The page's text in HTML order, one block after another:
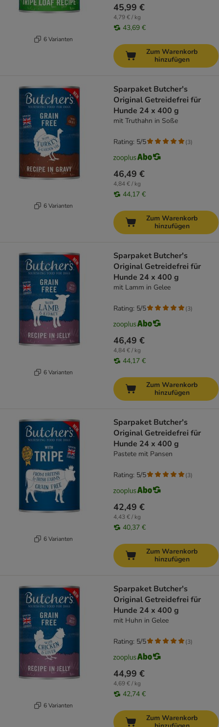
6 Varianten
45,99 €
4,79 € / kg
43,69 €
Zum Warenkorb
hinzufügen
6 Varianten
Sparpaket Butcher's
Original Getreidefrei für
Hunde 24 x 400 g
mit Truthahn in Soße
46,49 €
4,84 € / kg
44,17 €
Rating: 5/5 (3)
Zum Warenkorb
hinzufügen
6 Varianten
Sparpaket Butcher's
Original Getreidefrei für
Hunde 24 x 400 g
mit Lamm in Gelee
46,49 €
4,84 € / kg
44,17 €
Rating: 5/5 (3)
Zum Warenkorb
hinzufügen
6 Varianten
Sparpaket Butcher's
Original Getreidefrei für
Hunde 24 x 400 g
Pastete mit Pansen
42,49 €
4,43 € / kg
40,37 €
Rating: 5/5 (3)
Zum Warenkorb
hinzufügen
6 Varianten
Sparpaket Butcher's
Original Getreidefrei für
Hunde 24 x 400 g
mit Huhn in Gelee
44,99 €
4,69 € / kg
42,74 €
Rating: 5/5 (3)
Zum Warenkorb